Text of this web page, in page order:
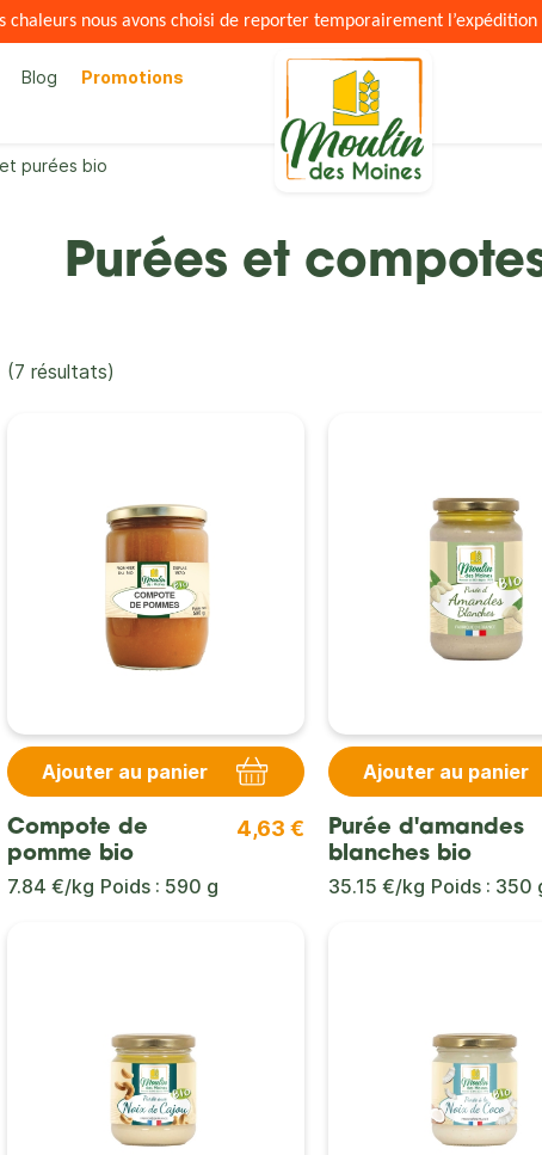
chaleurs nous avons choisi de reporter temporairement
Blog Promotions
purées bio
Purées et
(7 résultats)
Ajouter au panier
Compote de
pomme bio
4,63 €
7.84 €/kg Poids : 590 g
Ajouter au panier
Purée d'amandes
blanches bio
35.15 €/kg Poids : 350